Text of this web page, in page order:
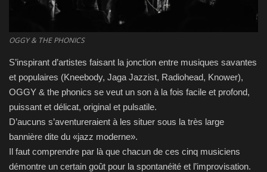
CONTACT
OGGY & THE PHONICS
S’inspirant d’artistes faisant la jonction entre musiques savantes
et populaires (Kneebody, Jaga Jazzist, Radiohead, Knower),
OGGY & the phonics se veut un son à la fois facile et profond,
puissant et délicat, original et pulsatile.
D’aucuns s’aventureraient à les situer sous la très large
bannière dite du «jazz moderne».
Il faut comprendre par là que chacun de ces cinq musiciens
démontre un certain goût pour la spontanéité et l’improvisation.